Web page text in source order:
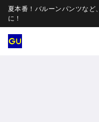
夏本番！バルーンパンツなど
に！